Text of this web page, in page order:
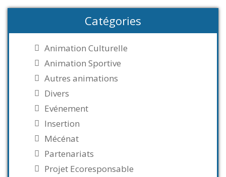
Catégories
Animation Culturelle
Animation Sportive
Autres animations
Divers
Evénement
Insertion
Mécénat
Partenariats
Projet Ecoresponsable